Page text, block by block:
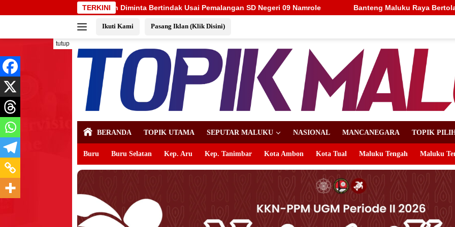
ke
TERKINI
Bertindak Usai Pemalangan SD Negeri 09 Namrole Banteng Maluku Raya Bertolak ke Putaran Nasional, Alhidayat
Ikuti Kami Pasang Iklan (Klik Disini)
tutup
BERANDA TOPIK UTAMA SEPUTAR MALUKU NASIONAL MANCANEGARA TOPIK
Buru Buru Selatan Kep. Aru Kep. Tanimbar Kota Ambon Kota Tual Maluku Tengah Maluku